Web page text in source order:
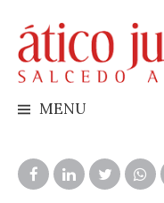
to
content
MENU